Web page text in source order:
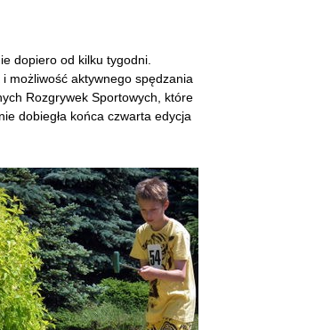
dopiero od kilku tygodni.
możliwość aktywnego spędzania
Rozgrywek Sportowych, które
dobiegła końca czwarta edycja